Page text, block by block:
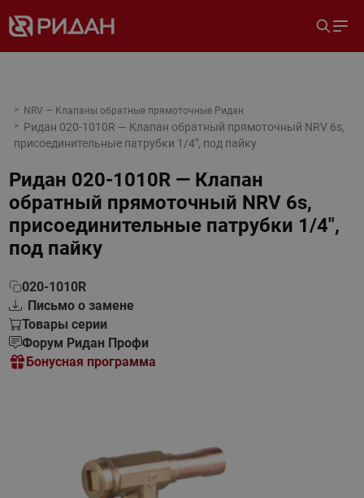
NRV — Клапаны обратные прямоточные Ридан
Ридан 020-1010R — Клапан обратный прямоточный NRV 6s,
присоединительные патрубки 1/4", под пайку
Ридан 020-1010R — Клапан
обратный прямоточный NRV 6s,
присоединительные патрубки 1/4",
под пайку
020-1010R
Письмо о замене
Товары серии
Форум Ридан Профи
Бонусная программа